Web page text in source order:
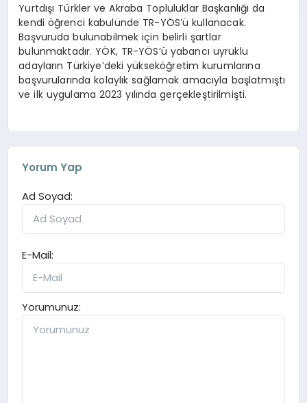
Yurtdışı Türkler ve Akraba Topluluklar Başkanlığı da
kendi öğrenci kabulünde TR-YÖS’ü kullanacak.
Başvuruda bulunabilmek için belirli şartlar
bulunmaktadır. YÖK, TR-YÖS’ü yabancı uyruklu
adayların Türkiye’deki yükseköğretim kurumlarına
başvurularında kolaylık sağlamak amacıyla başlatmıştı
ve ilk uygulama 2023 yılında gerçekleştirilmişti.
Yorum Yap
Ad Soyad:
E-Mail:
Yorumunuz: